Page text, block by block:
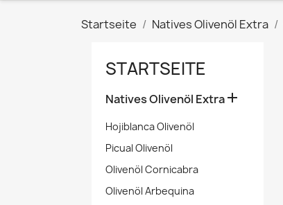
Startseite Natives Olivenöl Extra
STARTSEITE
Natives Olivenöl Extra
Hojiblanca Olivenöl
Picual Olivenöl
Olivenöl Cornicabra
Olivenöl Arbequina